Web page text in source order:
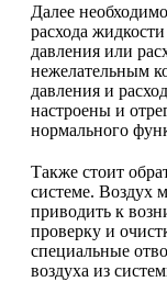
Далее
расхода
давления или
нежелательным
давления и
настроены и
нормального
Также стоит
системе. Воздух
приводить к
проверку и
специальные
воздуха из